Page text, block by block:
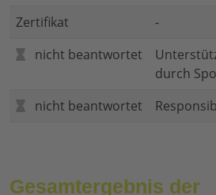
Zertifikat
-
nicht beantwortet
durch
nicht beantwortet
Gesamtergebnis der